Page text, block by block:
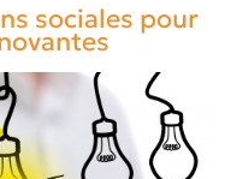
sociales pour